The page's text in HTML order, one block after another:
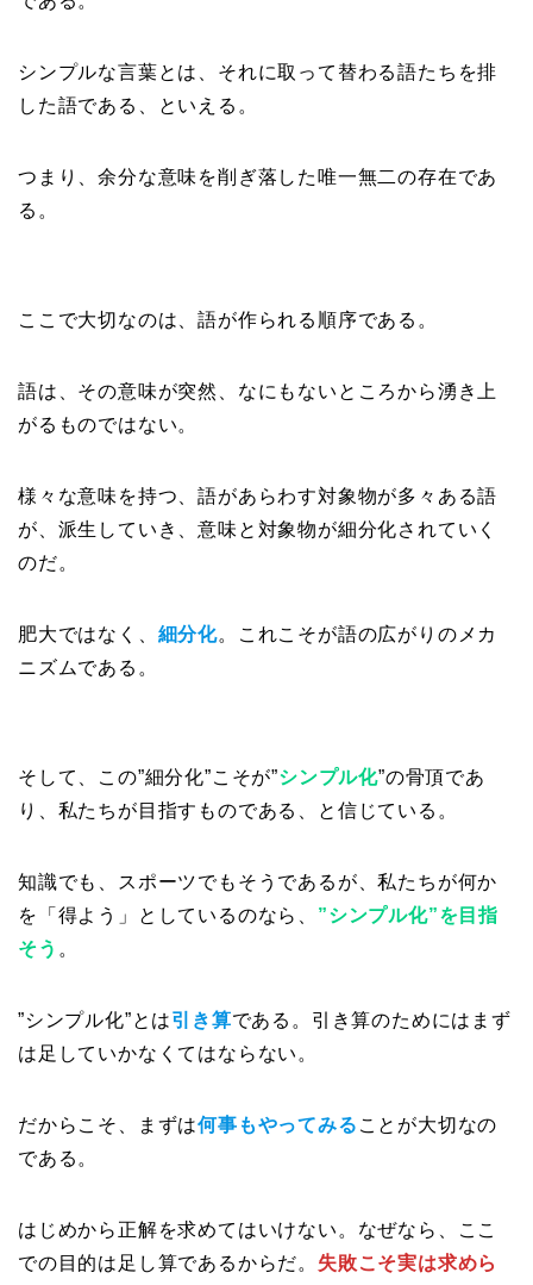
シンプルな言葉とは、それに取って替わる語たちを排
した語である、といえる。
つまり、余分な意味を削ぎ落した唯一無二の存在であ
る。
ここで大切なのは、語が作られる順序である。
語は、その意味が突然、なにもないところから湧き上
がるものではない。
様々な意味を持つ、語があらわす対象物が多々ある語
が、派生していき、意味と対象物が細分化されていく
のだ。
肥大ではなく、 細分化。これこそが語の広がりのメカ
ニズムである。
そして、この”細分化”こそが”シンプル化”の骨頂であ
り、私たちが目指すものである、と信じている。
知識でも、スポーツでもそうであるが、私たちが何か
を「得よう」としているのなら、 ”シンプル化”を目指
そう 。
”シンプル化”とは引き算である。引き算のためにはまず
は足していかなくてはならない。
だからこそ、まずは何事もやってみる ことが大切なの
である。
はじめから正解を求めてはいけない。なぜなら、ここ
での目的は足し算であるからだ。 失敗こそ実は求めら